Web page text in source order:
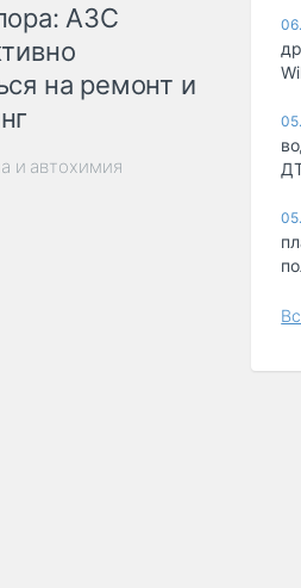
АЗС
на ремонт и
и автохимия